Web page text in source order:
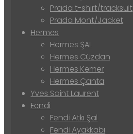
Prada t-shirt/tracksuit
Prada Mont/Jacket
Hermes
Hermes ŞAL
Hermes Cüzdan
Hermes Kemer
Hermes Çanta
Yves Saint Laurent
Fendi
Fendi Atkı Şal
Fendi Ayakkabı